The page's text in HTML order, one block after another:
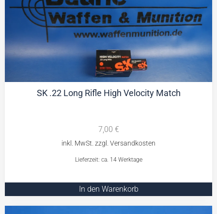
SK .22 Long Rifle High Velocity Match
7,00 €
Lieferzeit: ca. 14 Werktage
In den Warenkorb